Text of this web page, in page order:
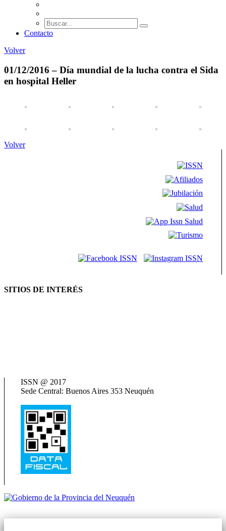
Contacto
Volver
01/12/2016 – Día mundial de la lucha contra el Sida
en hospital Heller
Volver
SITIOS DE INTERÉS
ISSN @ 2017
Sede Central: Buenos Aires 353 Neuquén